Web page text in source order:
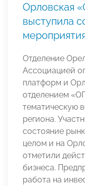
Орловская
выступила
Отделение
Ассоциацией
платформ и
отделением
тематическую
региона.
состояние
целом и на
отметили
бизнеса.
работа на